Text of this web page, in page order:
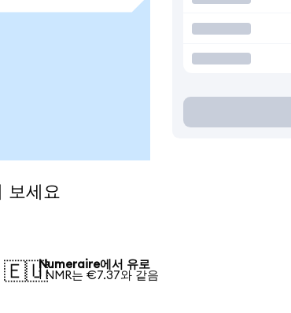
세요
🇪🇺Numeraire에서 유로
1 NMR는 €7.37와 같음